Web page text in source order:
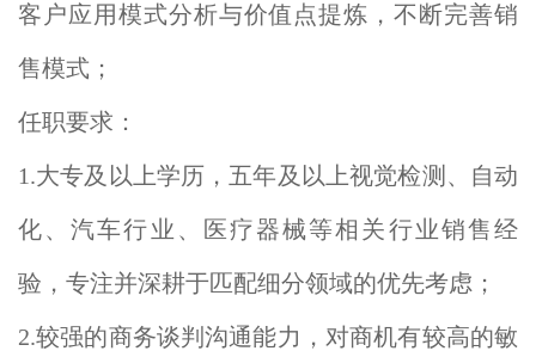
客户应用模式分析与价值点提炼，不断完善销
售模式；
任职要求：
1.大专及以上学历，五年及以上视觉检测、自动
化、汽车行业、医疗器械等相关行业销售经
验，专注并深耕于匹配细分领域的优先考虑；
2.较强的商务谈判沟通能力，对商机有较高的敏